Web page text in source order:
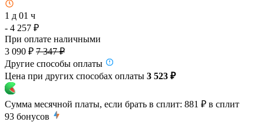
1 д 01 ч
- 4 257 ₽
При оплате наличными
3 090 ₽ 7 347 ₽
Другие способы оплаты
Цена при других способах оплаты 3 523 ₽
Сумма месячной платы, если брать в сплит: 881 ₽ в сплит
93 бонусов